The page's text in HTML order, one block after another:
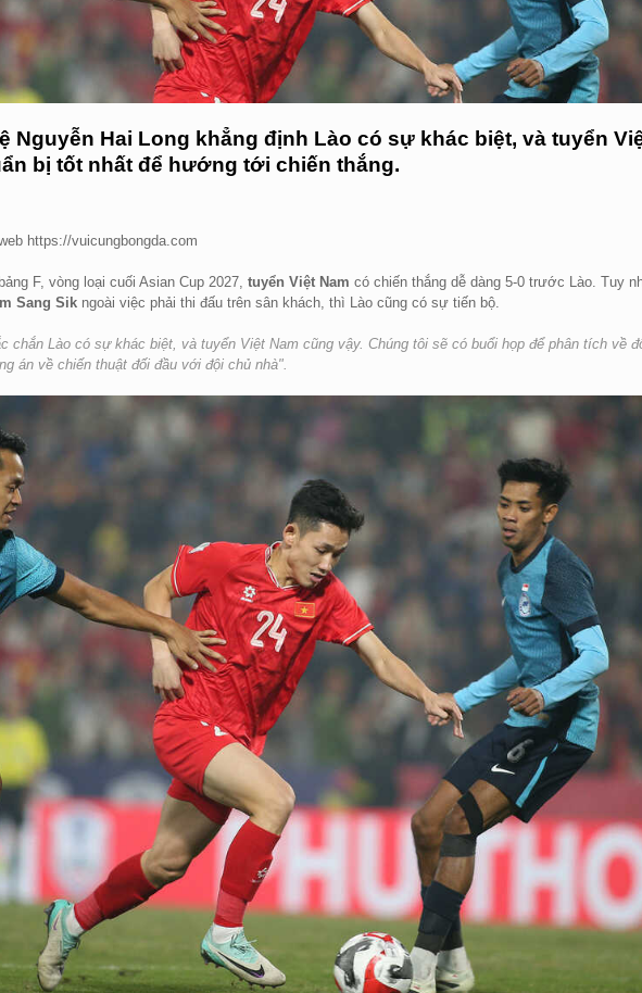
Nguyễn Hai Long khẳng định Lào có sự khác biệt, và tuyển
bị tốt nhất để hướng tới chiến thắng.
https://vuicungbongda.com
F, vòng loại cuối Asian Cup 2027, tuyển Việt Nam có chiến thắng dễ dàng 5-0 trước Lào. Tuy
Sang Sik ngoài việc phải thi đấu trên sân khách, thì Lào cũng có sự tiến bộ.
chắn Lào có sự khác biệt, và tuyển Việt Nam cũng vậy. Chúng tôi sẽ có buổi họp để phân tích về
án về chiến thuật đối đầu với đội chủ nhà".